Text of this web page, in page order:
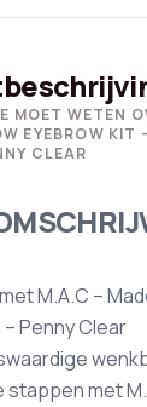
MOET WETEN
EYEBROW KIT –
CLEAR
M.A.C –
Penny Clear
met